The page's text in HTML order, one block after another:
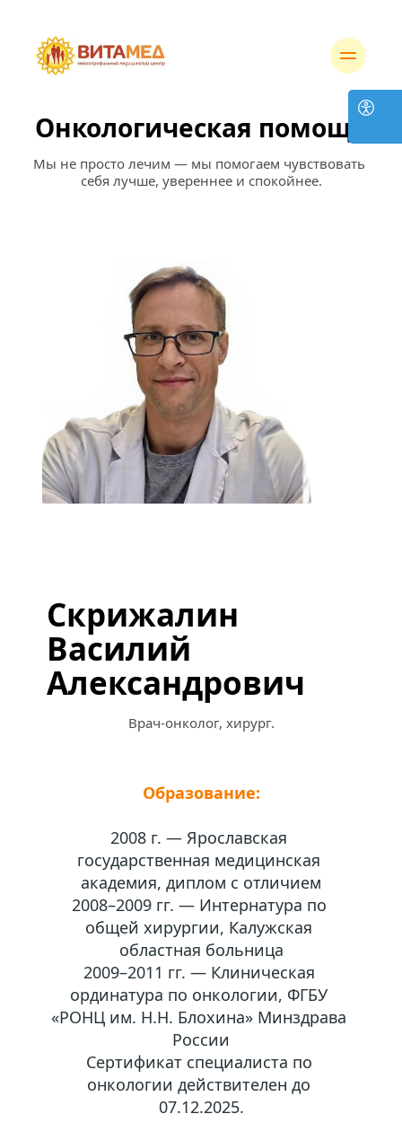
Онкологическая помощь
Мы не просто лечим — мы помогаем чувствовать
себя лучше, увереннее и спокойнее.
Скрижалин
Василий
Александрович
Врач-онколог, хирург.
Образование:
2008 г. — Ярославская
государственная медицинская
академия, диплом с отличием
2008–2009 гг. — Интернатура по
общей хирургии, Калужская
областная больница
2009–2011 гг. — Клиническая
ординатура по онкологии, ФГБУ
«РОНЦ им. Н.Н. Блохина» Минздрава
России
Сертификат специалиста по
онкологии действителен до
07.12.2025.